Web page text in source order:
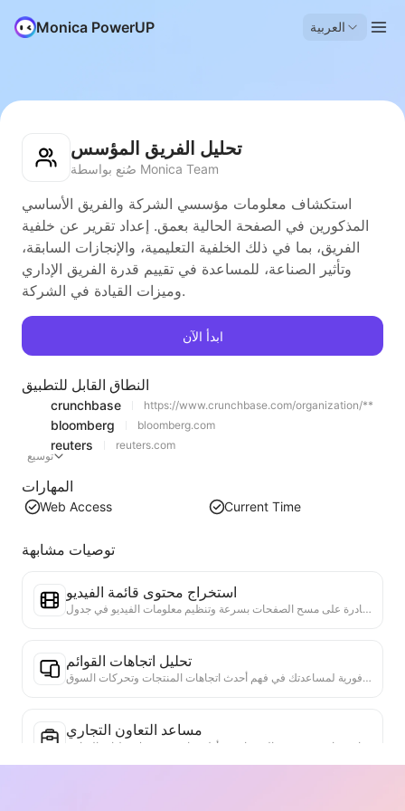
Monica PowerUP العربية
تحليل الفريق المؤسس
صُنع بواسطة Monica Team
استكشاف معلومات مؤسسي الشركة والفريق الأساسي
المذكورين في الصفحة الحالية بعمق. إعداد تقرير عن خلفية
الفريق، بما في ذلك الخلفية التعليمية، والإنجازات السابقة،
وتأثير الصناعة، للمساعدة في تقييم قدرة الفريق الإداري
وميزات القيادة في الشركة.
ابدأ الآن
النطاق القابل للتطبيق
crunchbase https://www.crunchbase.com/organization/**
bloomberg bloomberg.com
reuters
reuters.com
توسيع
المهارات
Web Access Current Time
توصيات مشابهة
استخراج محتوى قائمة الفيديو
أداة فعالة لاستخراج محتوى الفيديو من صفحات الويب، قادرة على مسح الصفحات بسرعة وتنظيم معلومات الفيديو في جدول Markdown منظم.
تحليل اتجاهات القوائم
تحليل بيانات القوائم الحالية، وإنتاج تقرير الاتجاهات. التعرف على الفئات الشائعة، وأنواع المنتجات التي ترتفع بسرعة، والتقنيات الناشئة. تقديم رؤى سوقية فورية لمساعدتك في فهم أحدث اتجاهات المنتجات وتحركات السوق.
مساعد التعاون التجاري